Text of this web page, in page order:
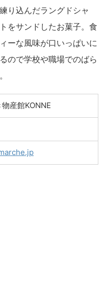
り込んだラングドシャ
をサンドしたお菓子。食
ーな風味が口いっぱいに
ので学校や職場でのばら
産館KONNE